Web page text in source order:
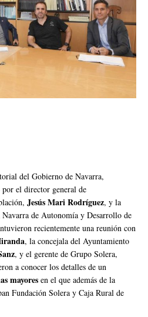
del Gobierno de Navarra,
por el director general de
Jesús Mari Rodríguez, y la
de Autonomía y Desarrollo de
recientemente una reunión con
, la concejala del Ayuntamiento
, y el gerente de Grupo Solera,
a conocer los detalles de un
mayores en el que además de la
Fundación Solera y Caja Rural de